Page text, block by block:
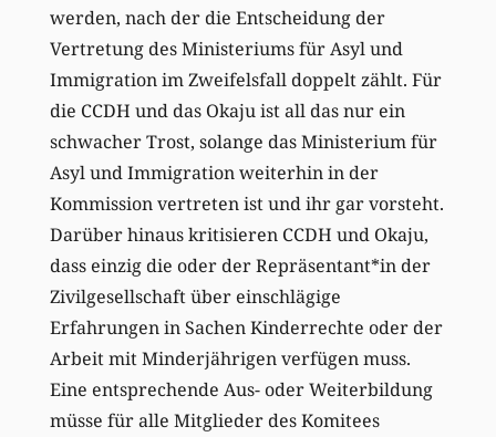
werden, nach der die Entscheidung der
Vertretung des Ministeriums für Asyl und
Immigration im Zweifelsfall doppelt zählt. Für
die CCDH und das Okaju ist all das nur ein
schwacher Trost, solange das Ministerium für
Asyl und Immigration weiterhin in der
Kommission vertreten ist und ihr gar vorsteht.
Darüber hinaus kritisieren CCDH und Okaju,
dass einzig die oder der Repräsentant*in der
Zivilgesellschaft über einschlägige
Erfahrungen in Sachen Kinderrechte oder der
Arbeit mit Minderjährigen verfügen muss.
Eine entsprechende Aus- oder Weiterbildung
müsse für alle Mitglieder des Komitees